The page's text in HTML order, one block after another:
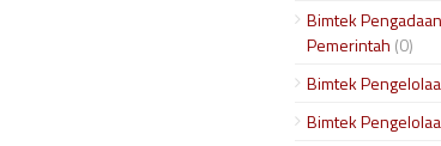
Bimtek
Pemerintah (0)
Bimtek
Bimtek